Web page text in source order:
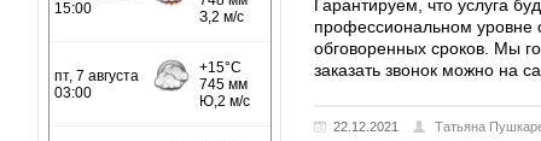
Гарантируем, что услуга
профессиональном уровне
обговоренных сроков. Мы
заказать звонок можно на
22.12.2021 Татьяна